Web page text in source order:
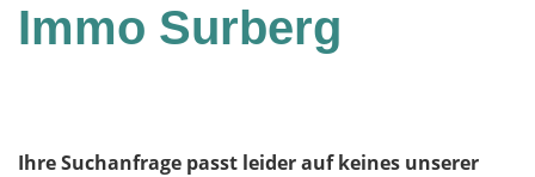
Immo Surberg
Ihre Suchanfrage passt leider auf keines unserer